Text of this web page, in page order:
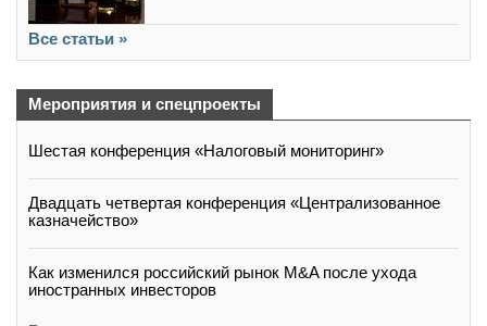
Все статьи »
Мероприятия и спецпроекты
Шестая конференция «Налоговый мониторинг»
Двадцать четвертая конференция «Централизованное
казначейство»
Как изменился российский рынок M&A после ухода
иностранных инвесторов